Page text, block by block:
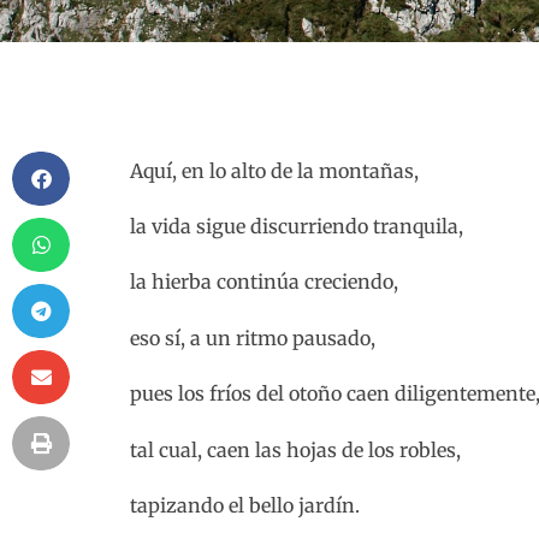
Aquí, en lo alto de la montañas,
la vida sigue discurriendo tranquila,
la hierba continúa creciendo,
eso sí, a un ritmo pausado,
pues los fríos del otoño caen diligentemente,
tal cual, caen las hojas de los robles,
tapizando el bello jardín.